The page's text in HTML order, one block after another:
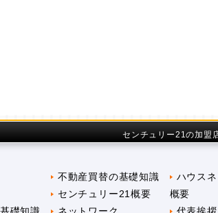
センチュリー21の加盟
不動産買替の基礎知識
センチュリー21概要
ハウス
概要